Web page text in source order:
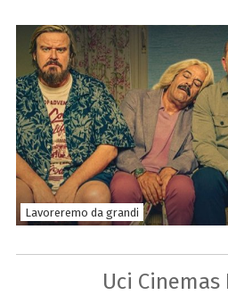
Lavoreremo da grandi
Uci Cinemas